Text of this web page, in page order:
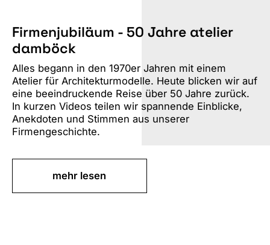
Firmenjubiläum - 50 Jahre atelier
damböck
Alles begann in den 1970er Jahren mit einem
Atelier für Architekturmodelle. Heute blicken wir auf
eine beeindruckende Reise über 50 Jahre zurück.
In kurzen Videos teilen wir spannende Einblicke,
Anekdoten und Stimmen aus unserer
Firmengeschichte.
mehr lesen